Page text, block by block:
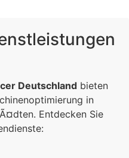
Deutschland bieten
in
Entdecken Sie